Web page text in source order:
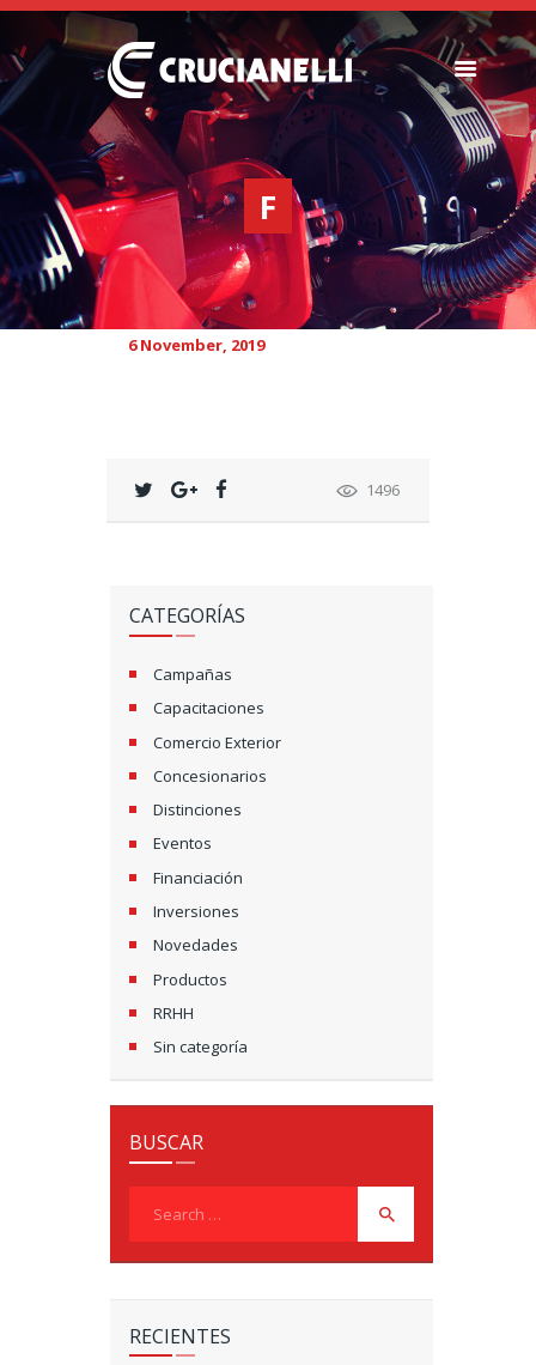
F
SEEDERS
FERTILIZER
SPREADERS
ABOUT US
DEALERSHIPS
NEWS
6 November, 2019
1496
CATEGORÍAS
Campañas
Capacitaciones
Comercio Exterior
Concesionarios
Distinciones
Eventos
Financiación
Inversiones
Novedades
Productos
RRHH
Sin categoría
BUSCAR
RECIENTES